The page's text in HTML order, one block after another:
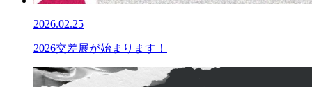
2026.02.25
2026交差展が始まります！